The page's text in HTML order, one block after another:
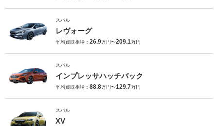
スバル
レヴォーグ
平均買取相場： 26.9万円〜209.1万円
スバル
インプレッサハッチバック
平均買取相場： 88.8万円〜129.7万円
スバル
XV